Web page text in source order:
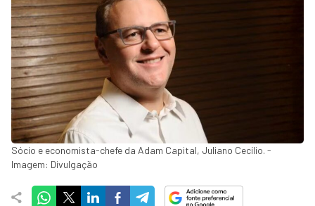
Sócio e economista-chefe da Adam Capital, Juliano Cecílio. -
Imagem: Divulgação